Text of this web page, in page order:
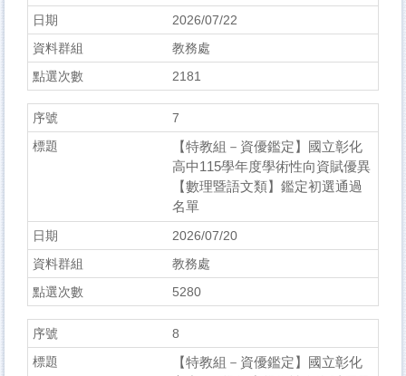
2026/07/22
教務處
2181
7
【特教組－資優鑑定】國立彰化
高中115學年度學術性向資賦優異
【數理暨語文類】鑑定初選通過
名單
2026/07/20
教務處
5280
8
【特教組－資優鑑定】國立彰化